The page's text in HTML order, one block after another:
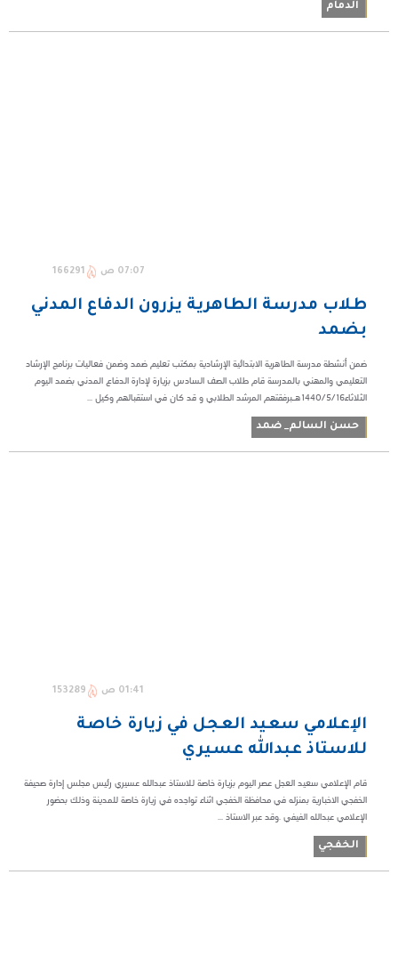
الدمام
07:07 ص 166291
طلاب مدرسة الطاهرية يزرون الدفاع المدني
بضمد
ضمن أنشطة مدرسة الطاهرية الابتدائية الإرشادية بمكتب تعليم ضمد وضمن فعاليات برنامج الإرشاد
التعليمي والمهني بالمدرسة قام طلاب الصف السادس بزيارة لإدارة الدفاع المدني بضمد اليوم
الثلاثاء١٤٤٠/٥/١٦هـبرفقتهم المرشد الطلابي و قد كان في استقبالهم وكيل ...
حسن السالم_ ضمد
01:41 ص 153289
الإعلامي سعيد العجل في زيارة خاصة
للاستاذ عبدالله عسيري
قام الإعلامي سعيد العجل عصر اليوم بزيارة خاصة للاستاذ عبدالله عسيري رئيس مجلس إدارة صحيفة
الخفجي الاخبارية بمنزله في محافظة الخفجي اثناء تواجده في زيارة خاصة للمدينة وذلك بحضور
الإعلامي عبدالله الفيفي .وقد عبر الاستاذ ...
الخفجي